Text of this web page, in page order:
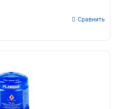
Сравнить